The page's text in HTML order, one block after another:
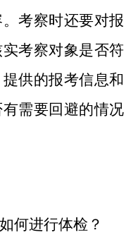
考察时还要对报
考察对象是否符
供的报考信息和
需要回避的情况
何进行体检？